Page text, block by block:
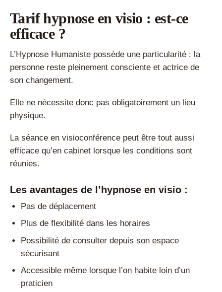
Tarif hypnose en visio : est-ce
efficace ?
L’Hypnose Humaniste possède une particularité : la
personne reste pleinement consciente et actrice de
son changement.
Elle ne nécessite donc pas obligatoirement un lieu
physique.
La séance en visioconférence peut être tout aussi
efficace qu’en cabinet lorsque les conditions sont
réunies.
Les avantages de l’hypnose en visio :
Pas de déplacement
Plus de flexibilité dans les horaires
Possibilité de consulter depuis son espace
sécurisant
Accessible même lorsque l’on habite loin d’un
praticien